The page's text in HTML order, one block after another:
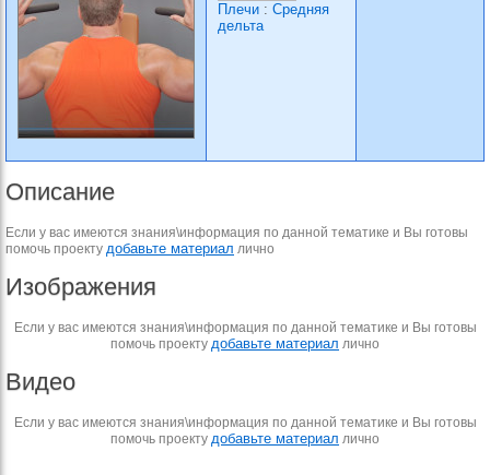
Плечи : Средняя
дельта
Описание
Если у вас имеются знания\информация по данной тематике и Вы готовы
помочь проекту добавьте материал лично
Изображения
Если у вас имеются знания\информация по данной тематике и Вы готовы
помочь проекту добавьте материал лично
Видео
Если у вас имеются знания\информация по данной тематике и Вы готовы
помочь проекту добавьте материал лично